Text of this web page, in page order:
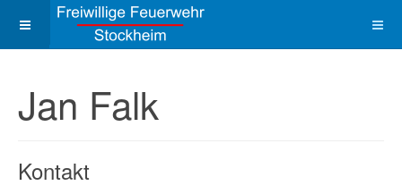
Jan Falk
Kontakt